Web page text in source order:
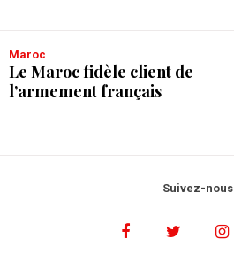
Maroc
Le Maroc fidèle client de
l’armement français
Suivez-nous